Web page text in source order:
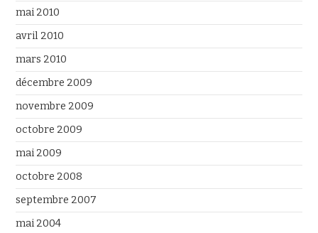
mai 2010
avril 2010
mars 2010
décembre 2009
novembre 2009
octobre 2009
mai 2009
octobre 2008
septembre 2007
mai 2004